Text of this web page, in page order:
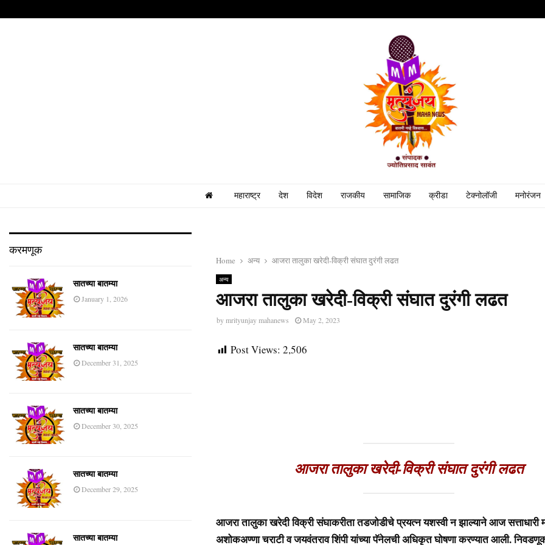
महाराष्ट्र देश विदेश राजकीय सामाजिक क्रीडा टेक्नोलॉजी मनोरंजन
Home अन्य आजरा तालुका खरेदी-विक्री संघात दुरंगी लढत
अन्य
आजरा तालुका खरेदी-विक्री संघात दुरंगी लढत
bymrityunjay mahanews May 2, 2023
Post Views: 2,506
आजरा तालुका खरेदी-विक्री संघात दुरंगी लढत
आजरा तालुका खरेदी विक्री संघाकरीता तडजोडीचे प्रयत्न यशस्वी न झाल्याने आज सत्ताधारी
अशोकअण्णा चराटी व जयवंतराव शिंपी यांच्या पॅनेलची अधिकृत घोषणा करण्यात आली. निवडणूक
करमणूक
सातच्या बातम्या
January 1, 2026
सातच्या बातम्या
December 31, 2025
सातच्या बातम्या
December 30, 2025
सातच्या बातम्या
December 29, 2025
सातच्या बातम्या